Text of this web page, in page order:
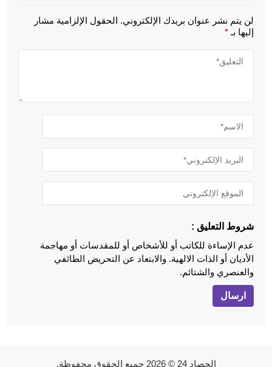
لن يتم نشر عنوان بريدك الإلكتروني. الحقول الإلزامية مشار
إليها بـ *
شروط التعليق :
عدم الإساءة للكاتب أو للأشخاص أو للمقدسات أو مهاجمة
الأديان أو الذات الالهية. والابتعاد عن التحريض الطائفي
والعنصري والشتائم.
الحصاد 24 © 2026 جميع الحقوق محفوظة.